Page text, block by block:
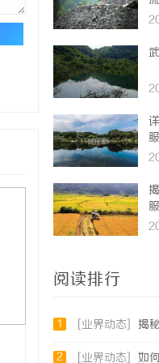
阅读排行
1 [业界动态] 揭秘
2 [业界动态] 如何选